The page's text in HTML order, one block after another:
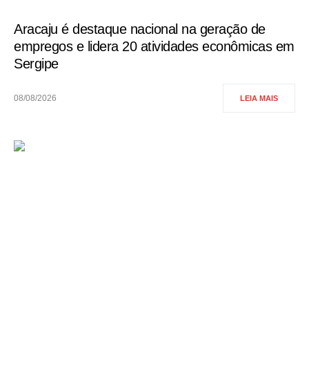
Aracaju é destaque nacional na geração de
empregos e lidera 20 atividades econômicas em
Sergipe
08/08/2026 LEIA MAIS